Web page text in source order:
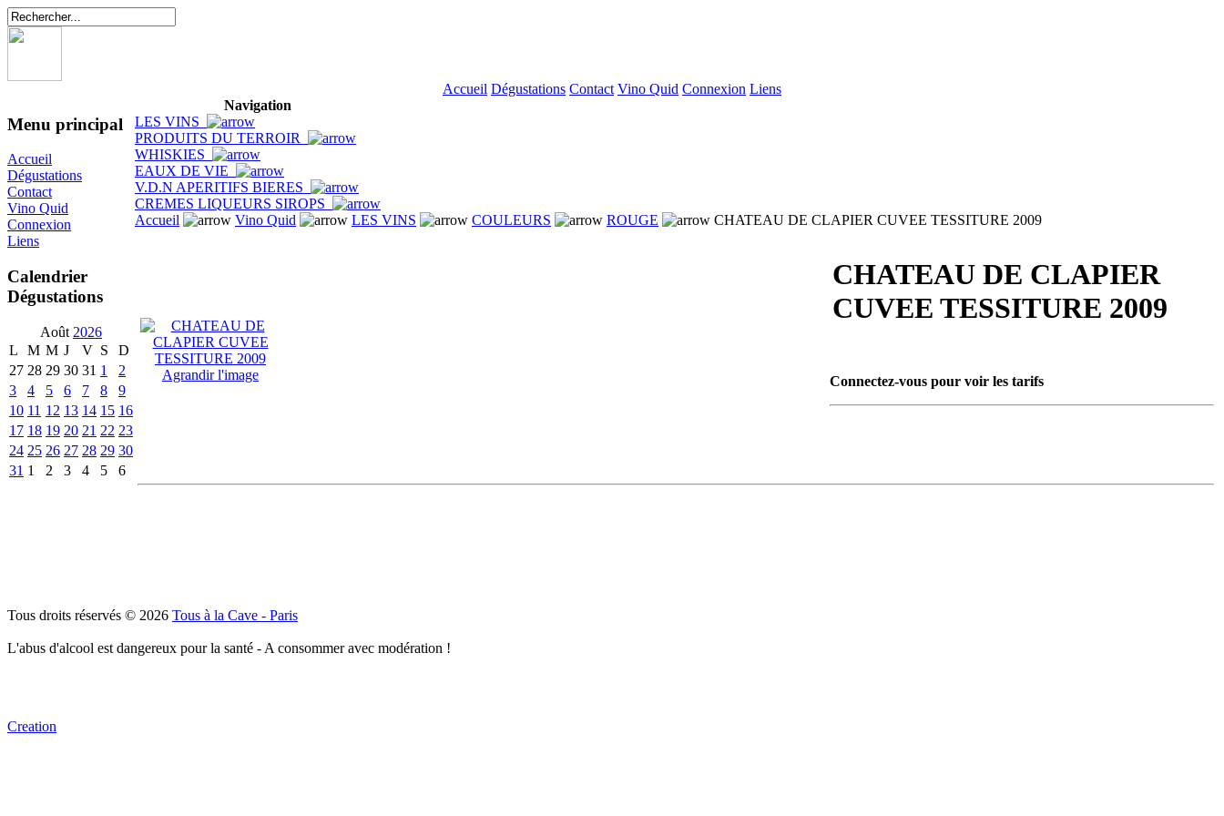
Accueil Dégustations Contact Vino Quid Connexion Liens
Menu principal
Accueil
Dégustations
Contact
Vino Quid
Connexion
Liens
Calendrier
Dégustations
Août 2026
L
M M J V S
D
27 28 29 30 31 1
2
3
4 5 6 7 8
9
10 11 12 13 14 15 16
17 18 19 20 21 22 23
24 25 26 27 28 29 30
31 1 2 3 4 5 6
Navigation
LES VINS
PRODUITS DU TERROIR
WHISKIES
EAUX DE VIE
V.D.N APERITIFS BIERES
CREMES LIQUEURS SIROPS
Accueil
Vino Quid LES VINS COULEURS ROUGE CHATEAU DE CLAPIER CUVEE TESSITURE 2009
Agrandir l'image
CHATEAU DE CLAPIER
CUVEE TESSITURE 2009
Connectez-vous pour voir les tarifs
Tous droits réservés © 2026 Tous à la Cave - Paris
L'abus d'alcool est dangereux pour la santé - A consommer avec modération !
Creation